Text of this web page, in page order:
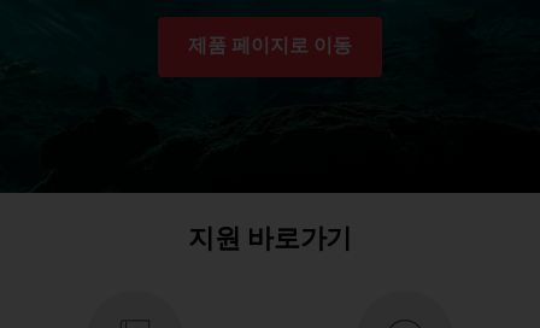
제품 페이지로 이동
지원 바로가기